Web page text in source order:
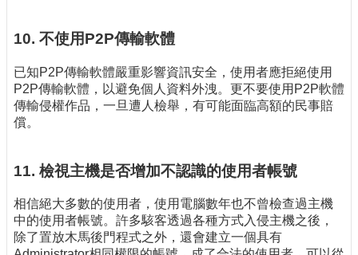
10. 不使用P2P傳輸軟體
已知P2P傳輸軟體嚴重影響資訊安全，使用者應拒絕使用
P2P傳輸軟體，以避免個人資料外洩。更不要使用P2P軟體
傳輸侵權作品，一旦遭人檢舉，有可能面臨高額的民事賠
償。
11. 檢視主機是否增加不認識的使用者帳號
相信絕大多數的使用者，使用電腦數年也不曾檢查過主機
中的使用者帳號。許多駭客透過各種方式入侵主機之後，
除了置放木馬後門程式之外，還會建立一個具有